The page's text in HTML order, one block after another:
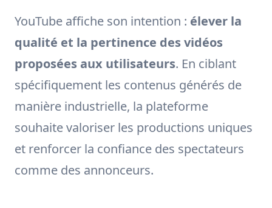
YouTube affiche son intention : élever la
qualité et la pertinence des vidéos
proposées aux utilisateurs. En ciblant
spécifiquement les contenus générés de
manière industrielle, la plateforme
souhaite valoriser les productions uniques
et renforcer la confiance des spectateurs
comme des annonceurs.